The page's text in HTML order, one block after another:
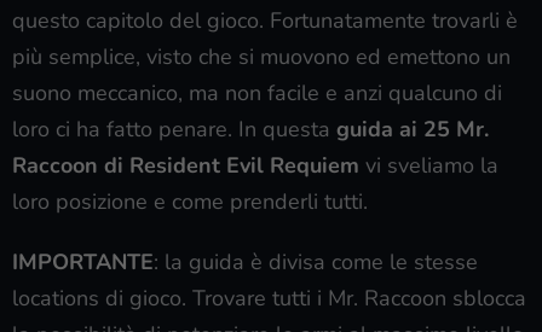
questo capitolo del gioco. Fortunatamente trovarli è
più semplice, visto che si muovono ed emettono un
suono meccanico, ma non facile e anzi qualcuno di
loro ci ha fatto penare. In questa guida ai 25 Mr.
Raccoon di Resident Evil Requiem vi sveliamo la
loro posizione e come prenderli tutti.
IMPORTANTE: la guida è divisa come le stesse
locations di gioco. Trovare tutti i Mr. Raccoon sblocca